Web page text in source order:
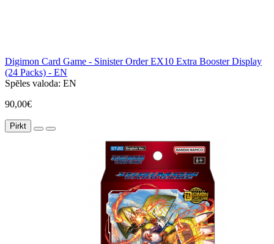
Digimon Card Game - Sinister Order EX10 Extra Booster Display
(24 Packs) - EN
Spēles valoda: EN
90,00€
Pirkt